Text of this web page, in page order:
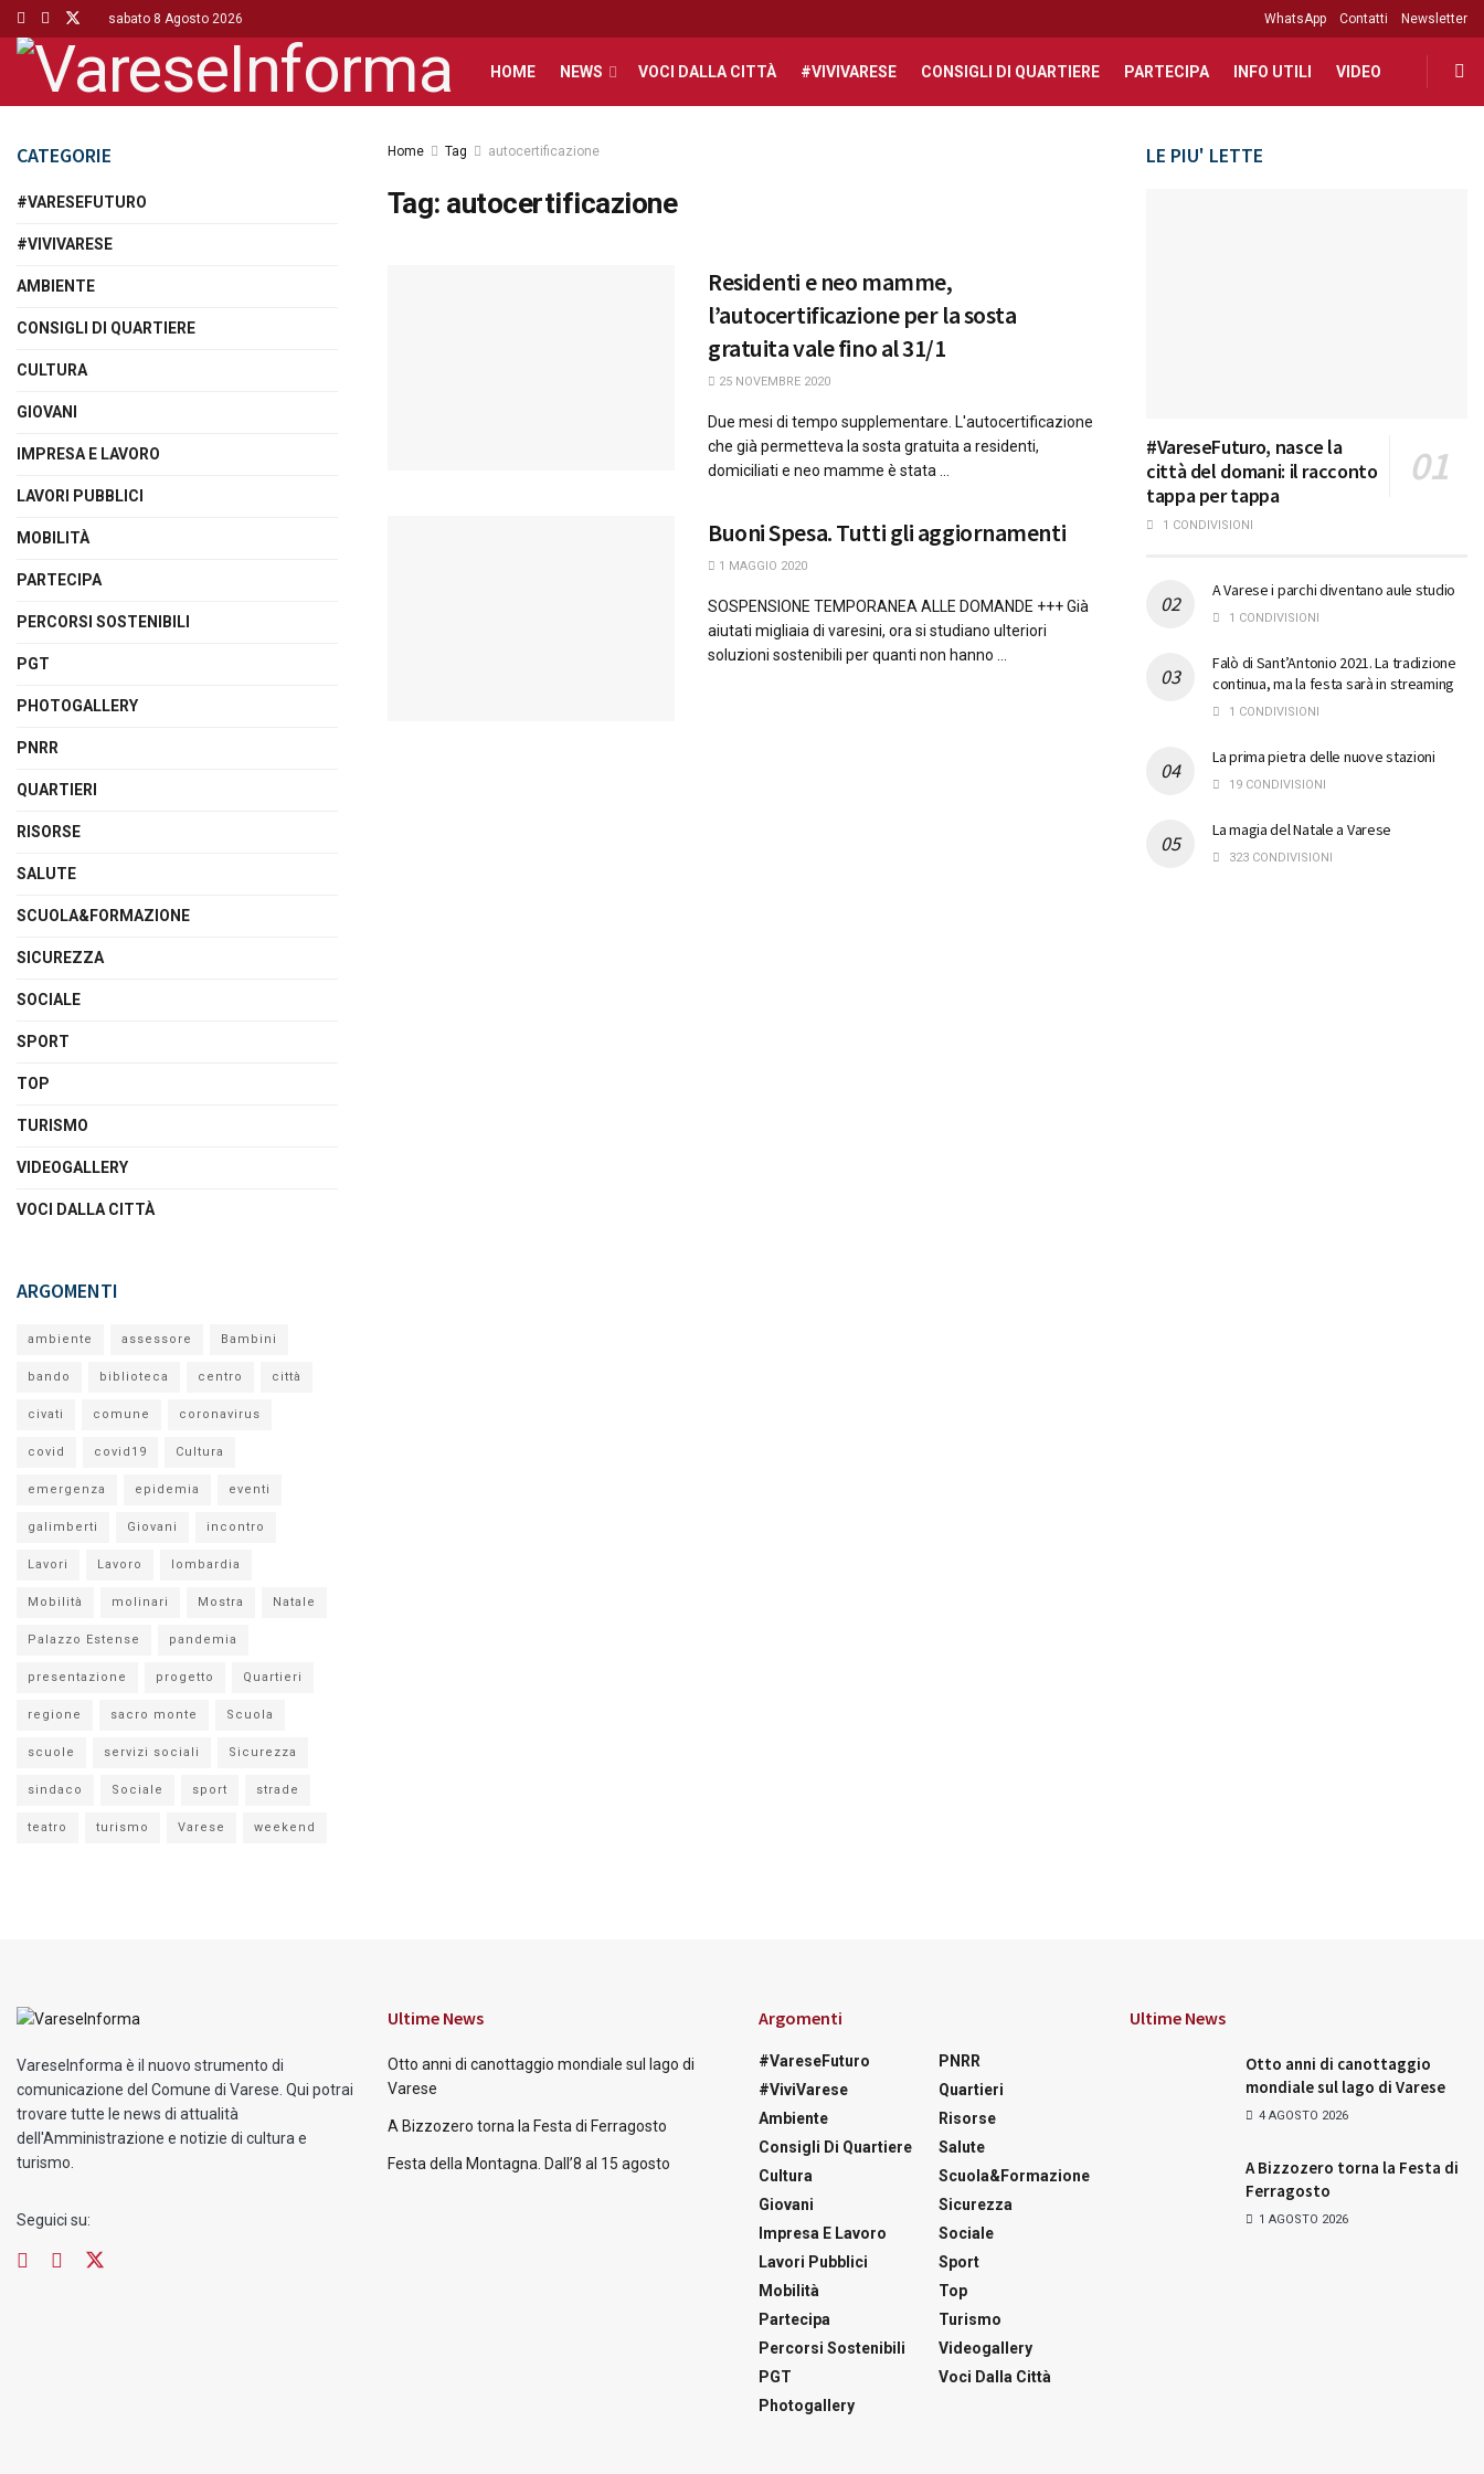
sabato 8 Agosto 2026 WhatsApp Contatti Newsletter
HOME NEWS VOCI DALLA CITTÀ #VIVIVARESE CONSIGLI DI QUARTIERE PARTECIPA INFO UTILI VIDEO
Home Tag autocertificazione
Tag: autocertificazione
Residenti e neo mamme,
l’autocertificazione per la sosta
gratuita vale fino al 31/1
25 NOVEMBRE 2020
Due mesi di tempo supplementare. L'autocertificazione
che già permetteva la sosta gratuita a residenti,
domiciliati e neo mamme è stata ...
Buoni Spesa. Tutti gli aggiornamenti
1 MAGGIO 2020
SOSPENSIONE TEMPORANEA ALLE DOMANDE +++ Già
aiutati migliaia di varesini, ora si studiano ulteriori
soluzioni sostenibili per quanti non hanno ...
CATEGORIE
#VARESEFUTURO
#VIVIVARESE
AMBIENTE
CONSIGLI DI QUARTIERE
CULTURA
GIOVANI
IMPRESA E LAVORO
LAVORI PUBBLICI
MOBILITÀ
PARTECIPA
PERCORSI SOSTENIBILI
PGT
PHOTOGALLERY
PNRR
QUARTIERI
RISORSE
SALUTE
SCUOLA&FORMAZIONE
SICUREZZA
SOCIALE
SPORT
TOP
TURISMO
VIDEOGALLERY
VOCI DALLA CITTÀ
ARGOMENTI
ambiente assessore Bambini
bando biblioteca centro città
civati comune coronavirus
covid covid19 Cultura
emergenza epidemia eventi
galimberti Giovani incontro
Lavori Lavoro lombardia
Mobilità molinari Mostra Natale
Palazzo Estense pandemia
presentazione progetto Quartieri
regione sacro monte Scuola
scuole servizi sociali Sicurezza
sindaco Sociale sport strade
teatro turismo Varese weekend
LE PIU' LETTE
#VareseFuturo, nasce la
città del domani: il racconto
tappa per tappa
1 CONDIVISIONI
A Varese i parchi diventano aule studio
1 CONDIVISIONI
Falò di Sant’Antonio 2021. La tradizione
continua, ma la festa sarà in streaming
1 CONDIVISIONI
La prima pietra delle nuove stazioni
19 CONDIVISIONI
La magia del Natale a Varese
323 CONDIVISIONI
VareseInforma è il nuovo strumento di
comunicazione del Comune di Varese. Qui potrai
trovare tutte le news di attualità
dell'Amministrazione e notizie di cultura e
turismo.
Seguici su:
Ultime News
Otto anni di canottaggio mondiale sul lago di
Varese
A Bizzozero torna la Festa di Ferragosto
Festa della Montagna. Dall’8 al 15 agosto
Argomenti
#VareseFuturo
#ViviVarese
Ambiente
Consigli Di Quartiere
Cultura
Giovani
Impresa E Lavoro
Lavori Pubblici
Mobilità
Partecipa
Percorsi Sostenibili
PGT
Photogallery
PNRR
Quartieri
Risorse
Salute
Scuola&Formazione
Sicurezza
Sociale
Sport
Top
Turismo
Videogallery
Voci Dalla Città
Ultime News
Otto anni di canottaggio
mondiale sul lago di Varese
4 AGOSTO 2026
A Bizzozero torna la Festa di
Ferragosto
1 AGOSTO 2026